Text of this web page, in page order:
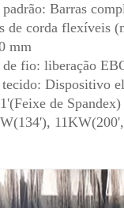
Barras
de corda flexíveis
mm
fio: liberação
Dispositivo
de Spandex)